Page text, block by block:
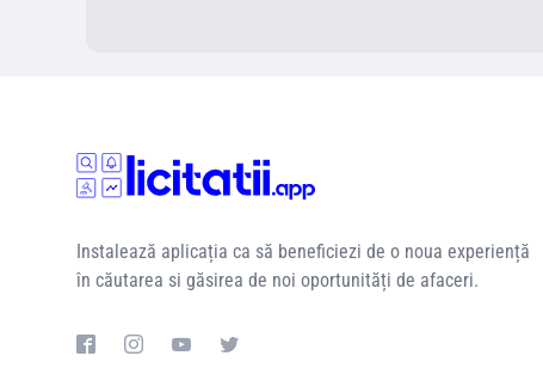
Instalează aplicația ca să beneficiezi de o noua experiență
în căutarea si găsirea de noi oportunități de afaceri.